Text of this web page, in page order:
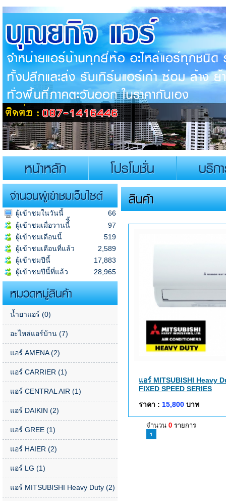
หน้าหลัก โปรโมชั่น บริก
จำนวนผู้เข้าชมเว็บไซต์
ผู้เข้าชมในวันนี้
66
ผู้เข้าชมเมื่อวานนี้ี้
97
ผู้เข้าชมเดือนนี้
519
ผู้เข้าชมเดือนที่แล้ว
2,589
ผู้เข้าชมปีนี้
17,883
ผู้เข้าชมปีนี้ที่แล้ว
28,965
หมวดหมู่สินค้า
น้ำยาแอร์ (0)
อะไหล่แอร์บ้าน (7)
แอร์ AMENA(2)
แอร์ CARRIER (1)
แอร์ CENTRAL AIR (1)
แอร์ DAIKIN (2)
แอร์ GREE (1)
แอร์ HAIER (2)
แอร์ LG (1)
แอร์ MITSUBISHI Heavy Duty (2)
สินค้า
แอร์ MITSUBISHI Heavy
FIXED SPEED SERIES
ราคา : 15,800 บาท
จำนวน 0 รายการ
1